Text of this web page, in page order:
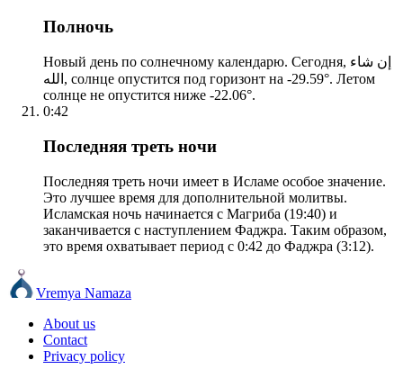
Полночь
Новый день по солнечному календарю. Сегодня, إن شاء
الله, солнце опустится под горизонт на -29.59°. Летом
солнце не опустится ниже -22.06°.
0:42
Последняя треть ночи
Последняя треть ночи имеет в Исламе особое значение.
Это лучшее время для дополнительной молитвы.
Исламская ночь начинается с Магриба (19:40) и
заканчивается с наступлением Фаджра. Таким образом,
это время охватывает период с 0:42 до Фаджра (3:12).
Vremya Namaza
About us
Contact
Privacy policy